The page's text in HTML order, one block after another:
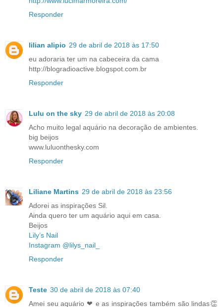
Responder
lilian alipio 29 de abril de 2018 às 17:50
eu adoraria ter um na cabeceira da cama
http://blogradioactive.blogspot.com.br
Responder
Lulu on the sky 29 de abril de 2018 às 20:08
Acho muito legal aquário na decoração de ambientes.
big beijos
www.luluonthesky.com
Responder
Liliane Martins 29 de abril de 2018 às 23:56
Adorei as inspirações Sil.
Ainda quero ter um aquário aqui em casa.
Beijos
Lily’s Nail
Instagram @lilys_nail_
Responder
Teste 30 de abril de 2018 às 07:40
Amei seu aquário ❤ e as inspirações também são lindas👏